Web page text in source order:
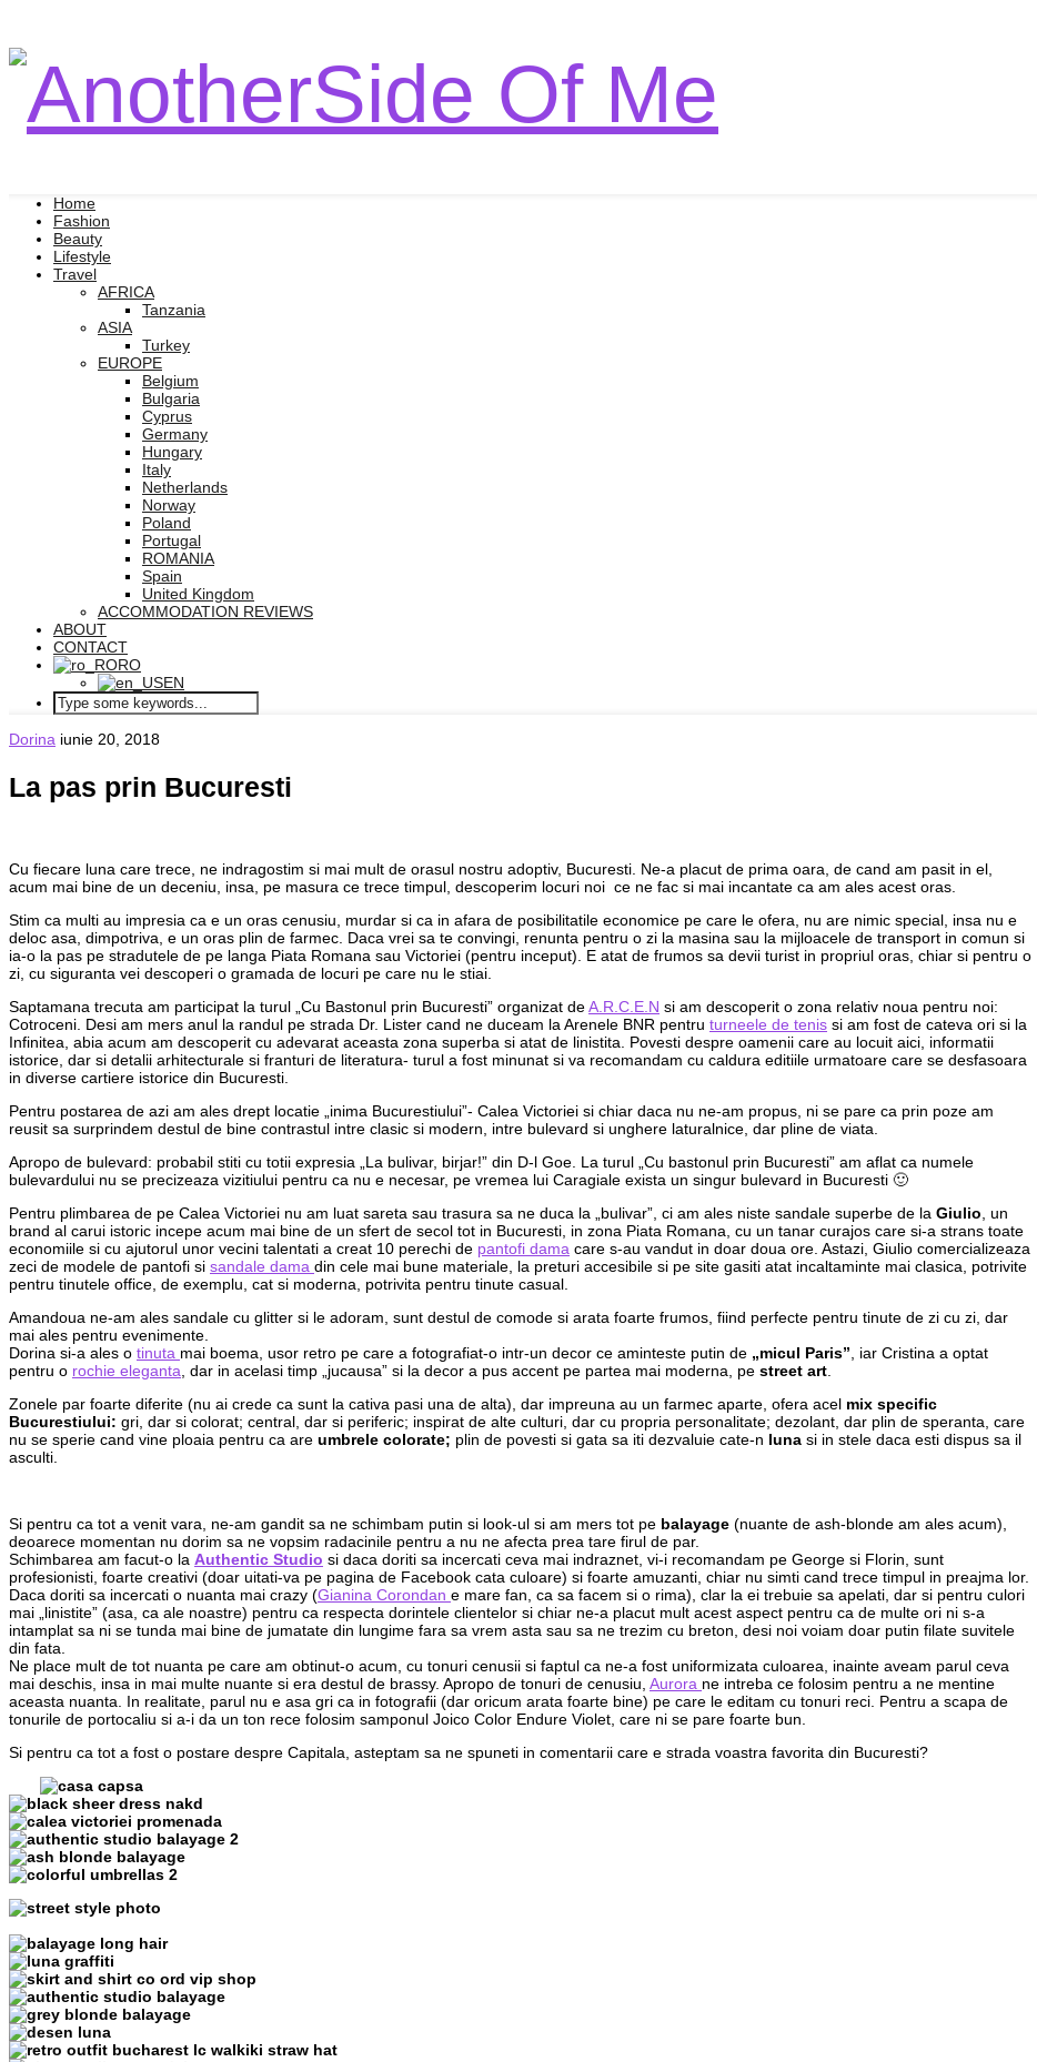
Home
Fashion
Beauty
Lifestyle
Travel
AFRICA
Tanzania
ASIA
Turkey
EUROPE
Belgium
Bulgaria
Cyprus
Germany
Hungary
Italy
Netherlands
Norway
Poland
Portugal
ROMANIA
Spain
United Kingdom
ACCOMMODATION REVIEWS
ABOUT
CONTACT
RO
EN
Dorina iunie 20, 2018
La pas prin Bucuresti
Cu fiecare luna care trece, ne indragostim si mai mult de orasul nostru adoptiv, Bucuresti. Ne-a placut de prima oara, de cand am pasit in el,
acum mai bine de un deceniu, insa, pe masura ce trece timpul, descoperim locuri noi ce ne fac si mai incantate ca am ales acest oras.
Stim ca multi au impresia ca e un oras cenusiu, murdar si ca in afara de posibilitatile economice pe care le ofera, nu are nimic special, insa nu e
deloc asa, dimpotriva, e un oras plin de farmec. Daca vrei sa te convingi, renunta pentru o zi la masina sau la mijloacele de transport in comun si
ia-o la pas pe stradutele de pe langa Piata Romana sau Victoriei (pentru inceput). E atat de frumos sa devii turist in propriul oras, chiar si pentru o
zi, cu siguranta vei descoperi o gramada de locuri pe care nu le stiai.
Saptamana trecuta am participat la turul „Cu Bastonul prin Bucuresti” organizat deA.R.C.E.N si am descoperit o zona relativ noua pentru noi:
Cotroceni. Desi am mers anul la randul pe strada Dr. Lister cand ne duceam la Arenele BNR pentru turneele de tenis si am fost de cateva ori si la
Infinitea, abia acum am descoperit cu adevarat aceasta zona superba si atat de linistita. Povesti despre oamenii care au locuit aici, informatii
istorice, dar si detalii arhitecturale si franturi de literatura- turul a fost minunat si va recomandam cu caldura editiile urmatoare care se desfasoara
in diverse cartiere istorice din Bucuresti.
Pentru postarea de azi am ales drept locatie „inima Bucurestiului”- Calea Victoriei si chiar daca nu ne-am propus, ni se pare ca prin poze am
reusit sa surprindem destul de bine contrastul intre clasic si modern, intre bulevard si unghere laturalnice, dar pline de viata.
Apropo de bulevard: probabil stiti cu totii expresia „La bulivar, birjar!” din D-l Goe. La turul „Cu bastonul prin Bucuresti” am aflat ca numele
bulevardului nu se precizeaza vizitiului pentru ca nu e necesar, pe vremea lui Caragiale exista un singur bulevard in Bucuresti 🙂
Pentru plimbarea de pe Calea Victoriei nu am luat sareta sau trasura sa ne duca la „bulivar”, ci am ales niste sandale superbe de la Giulio , un
brand al carui istoric incepe acum mai bine de un sfert de secol tot in Bucuresti, in zona Piata Romana, cu un tanar curajos care si-a strans toate
economiile si cu ajutorul unor vecini talentati a creat 10 perechi de pantofi dama care s-au vandut in doar doua ore. Astazi, Giulio comercializeaza
zeci de modele de pantofi si sandale dama din cele mai bune materiale, la preturi accesibile si pe site gasiti atat incaltaminte mai clasica, potrivite
pentru tinutele office, de exemplu, cat si moderna, potrivita pentru tinute casual.
Amandoua ne-am ales sandale cu glitter si le adoram, sunt destul de comode si arata foarte frumos, fiind perfecte pentru tinute de zi cu zi, dar
mai ales pentru evenimente.
Dorina si-a ales o tinuta mai boema, usor retro pe care a fotografiat-o intr-un decor ce aminteste putin de „micul Paris” , iar Cristina a optat
pentru o rochie eleganta , dar in acelasi timp „jucausa” si la decor a pus accent pe partea mai moderna, pe street art
Zonele par foarte diferite (nu ai crede ca sunt la cativa pasi una de alta), dar impreuna au un farmec aparte, ofera acel mix specific
Bucurestiului: gri, dar si colorat; central, dar si periferic; inspirat de alte culturi, dar cu propria personalitate; dezolant, dar plin de speranta, care
nu se sperie cand vine ploaia pentru ca are umbrele colorate; plin de povesti si gata sa iti dezvaluie cate-n luna si in stele daca esti dispus sa il
asculti.
Si pentru ca tot a venit vara, ne-am gandit sa ne schimbam putin si look-ul si am mers tot pe balayage (nuante de ash-blonde am ales acum),
deoarece momentan nu dorim sa ne vopsim radacinile pentru a nu ne afecta prea tare firul de par.
Schimbarea am facut-o la Authentic Studio si daca doriti sa incercati ceva mai indraznet, vi-i recomandam pe George si Florin, sunt
profesionisti, foarte creativi (doar uitati-va pe pagina de Facebook cata culoare) si foarte amuzanti, chiar nu simti cand trece timpul in preajma lor.
Daca doriti sa incercati o nuanta mai crazy (Gianina Corondan e mare fan, ca sa facem si o rima), clar la ei trebuie sa apelati, dar si pentru culori
mai „linistite” (asa, ca ale noastre) pentru ca respecta dorintele clientelor si chiar ne-a placut mult acest aspect pentru ca de multe ori ni s-a
intamplat sa ni se tunda mai bine de jumatate din lungime fara sa vrem asta sau sa ne trezim cu breton, desi noi voiam doar putin filate suvitele
din fata.
Ne place mult de tot nuanta pe care am obtinut-o acum, cu tonuri cenusii si faptul ca ne-a fost uniformizata culoarea, inainte aveam parul ceva
mai deschis, insa in mai multe nuante si era destul de brassy. Apropo de tonuri de cenusiu, Aurora ne intreba ce folosim pentru a ne mentine
aceasta nuanta. In realitate, parul nu e asa gri ca in fotografii (dar oricum arata foarte bine) pe care le editam cu tonuri reci. Pentru a scapa de
tonurile de portocaliu si a-i da un ton rece folosim samponul Joico Color Endure Violet, care ni se pare foarte bun.
Si pentru ca tot a fost o postare despre Capitala, asteptam sa ne spuneti in comentarii care e strada voastra favorita din Bucuresti?